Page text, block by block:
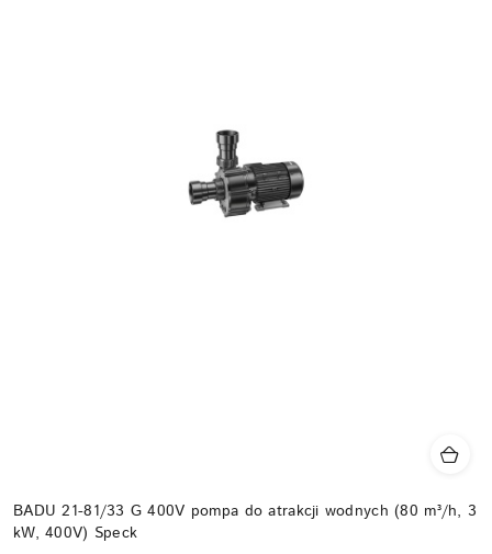
BADU 21-81/33 G 400V pompa do atrakcji wodnych (80 m³/h, 3
kW, 400V) Speck